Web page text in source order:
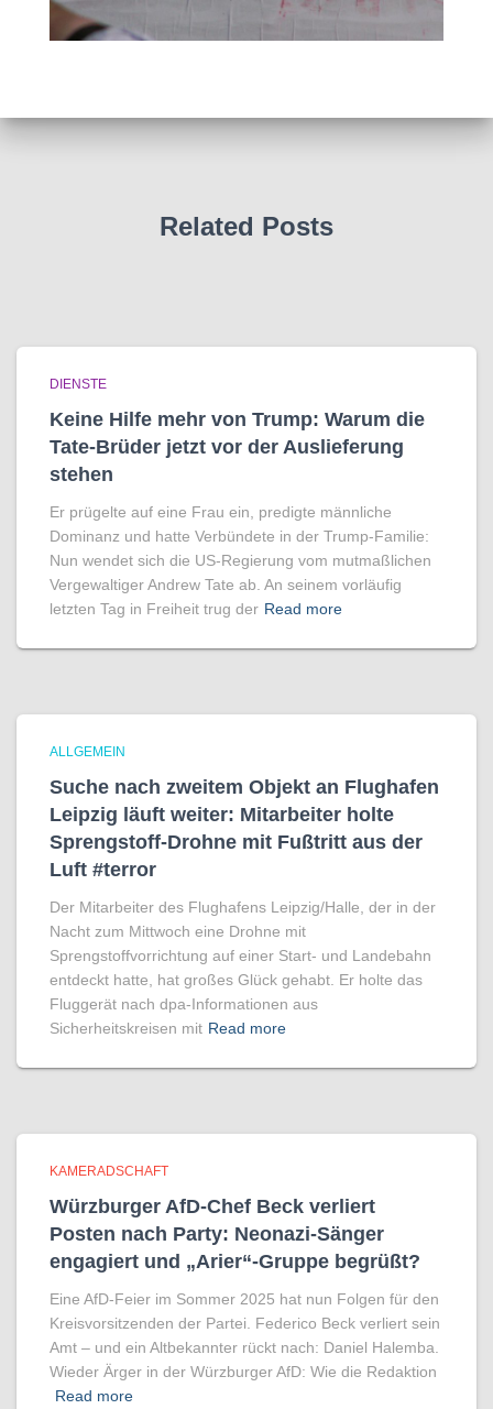
Related Posts
DIENSTE
Keine Hilfe mehr von Trump: Warum die
Tate-Brüder jetzt vor der Auslieferung
stehen
Er prügelte auf eine Frau ein, predigte männliche
Dominanz und hatte Verbündete in der Trump-Familie:
Nun wendet sich die US-Regierung vom mutmaßlichen
Vergewaltiger Andrew Tate ab. An seinem vorläufig
letzten Tag in Freiheit trug der Read more
ALLGEMEIN
Suche nach zweitem Objekt an Flughafen
Leipzig läuft weiter: Mitarbeiter holte
Sprengstoff-Drohne mit Fußtritt aus der
Luft #terror
Der Mitarbeiter des Flughafens Leipzig/Halle, der in der
Nacht zum Mittwoch eine Drohne mit
Sprengstoffvorrichtung auf einer Start- und Landebahn
entdeckt hatte, hat großes Glück gehabt. Er holte das
Fluggerät nach dpa-Informationen aus
Sicherheitskreisen mit Read more
KAMERADSCHAFT
Würzburger AfD-Chef Beck verliert
Posten nach Party: Neonazi-Sänger
engagiert und „Arier“-Gruppe begrüßt?
Eine AfD-Feier im Sommer 2025 hat nun Folgen für den
Kreisvorsitzenden der Partei. Federico Beck verliert sein
Amt – und ein Altbekannter rückt nach: Daniel Halemba.
Wieder Ärger in der Würzburger AfD: Wie die Redaktion
Read more